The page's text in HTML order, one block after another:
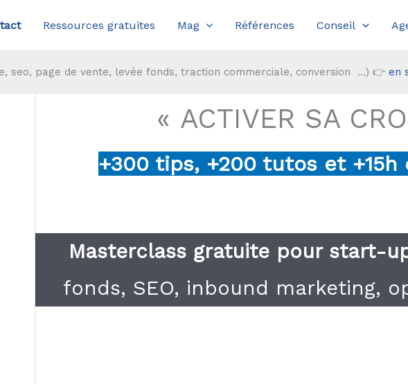
Ressources gratuites Mag Références Conseil
seo, page de vente, levée fonds, traction commerciale, conversion ...) 👉 en
« ACTIVER SA
+300 tips, +200 tutos et +15h
Masterclass gratuite pour start-
fonds, SEO, inbound marketing,